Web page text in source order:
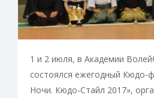
1 и 2 июля, в Академии
состоялся ежегодный Кюдо-
Ночи. Кюдо-Стайл 2017»,